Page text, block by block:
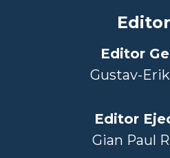
Editor
Gustav-
Editor
Gian Paul